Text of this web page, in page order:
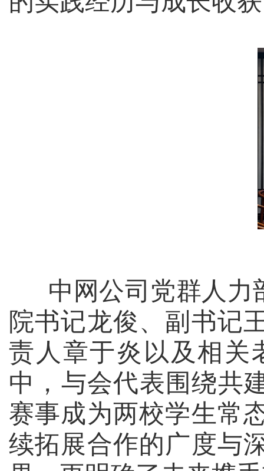
中网公司党群人力
院书记龙俊、副书记
责人章于炎以及相关
中，与会代表围绕共
赛事成为两校学生常
续拓展合作的广度与